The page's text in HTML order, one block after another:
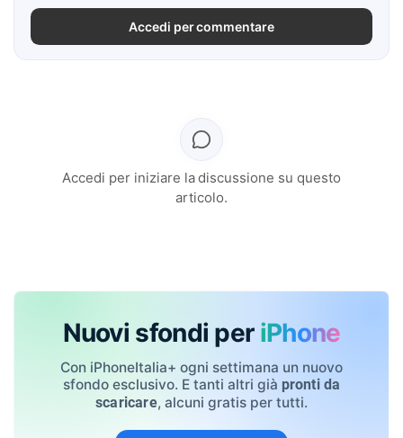
Accedi per commentare
Accedi per iniziare la discussione su questo
articolo.
Nuovi sfondi per iPhone
Con iPhoneItalia+ ogni settimana un nuovo
sfondo esclusivo. E tanti altri già pronti da
scaricare, alcuni gratis per tutti.